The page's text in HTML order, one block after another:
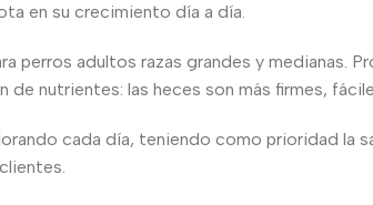
en su crecimiento día a día.
perros adultos razas grandes y medianas.
nutrientes: las heces son más firmes,
cada día, teniendo como prioridad